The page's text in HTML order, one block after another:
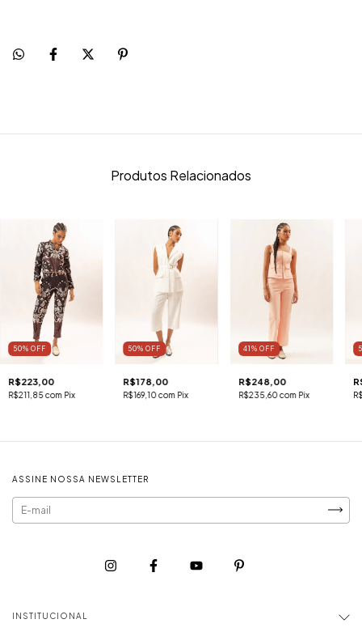
Produtos Relacionados
50% OFF
R$223,00
R$211,85com Pix
50%OFF
R$178,00
R$169,10com Pix
41 % OFF
R$248,00
R$235,60com Pix
ASSINE NOSSA NEWSLETTER
INSTITUCIONAL